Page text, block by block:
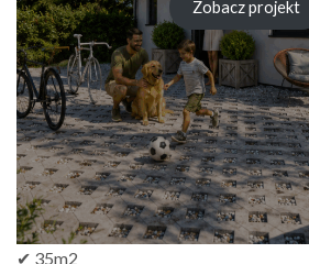
Zobacz projekt
✔ 35m2